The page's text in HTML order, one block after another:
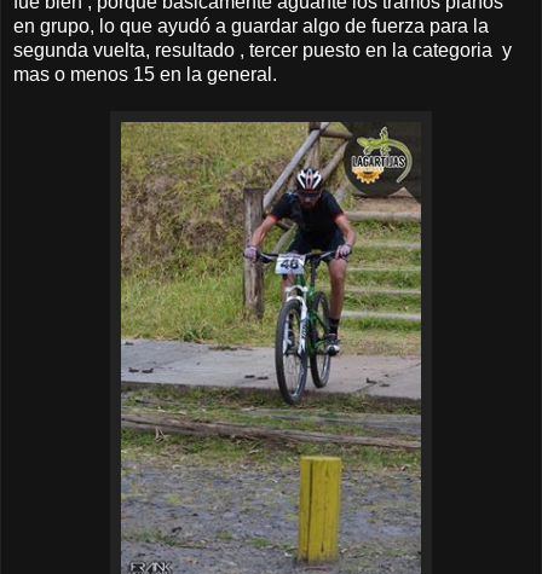
en grupo, lo que ayudó a guardar algo de fuerza para la
segunda vuelta, resultado , tercer puesto en la categoria y
mas o menos 15 en la general.